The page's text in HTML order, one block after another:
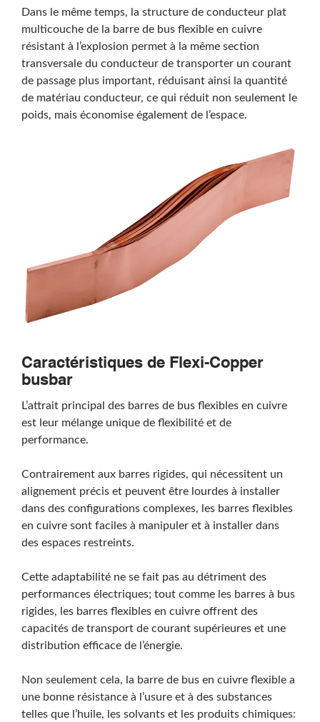
Dans le même temps, la structure de conducteur plat
multicouche de la barre de bus flexible en cuivre
résistant à l’explosion permet à la même section
transversale du conducteur de transporter un courant
de passage plus important, réduisant ainsi la quantité
de matériau conducteur, ce qui réduit non seulement le
poids, mais économise également de l’espace.
Caractéristiques de Flexi-Copper
busbar
L’attrait principal des barres de bus flexibles en cuivre
est leur mélange unique de flexibilité et de
performance.
Contrairement aux barres rigides, qui nécessitent un
alignement précis et peuvent être lourdes à installer
dans des configurations complexes, les barres flexibles
en cuivre sont faciles à manipuler et à installer dans
des espaces restreints.
Cette adaptabilité ne se fait pas au détriment des
performances électriques; tout comme les barres à bus
rigides, les barres flexibles en cuivre offrent des
capacités de transport de courant supérieures et une
distribution efficace de l’énergie.
Non seulement cela, la barre de bus en cuivre flexible a
une bonne résistance à l’usure et à des substances
telles que l’huile, les solvants et les produits chimiques:
Rechercher